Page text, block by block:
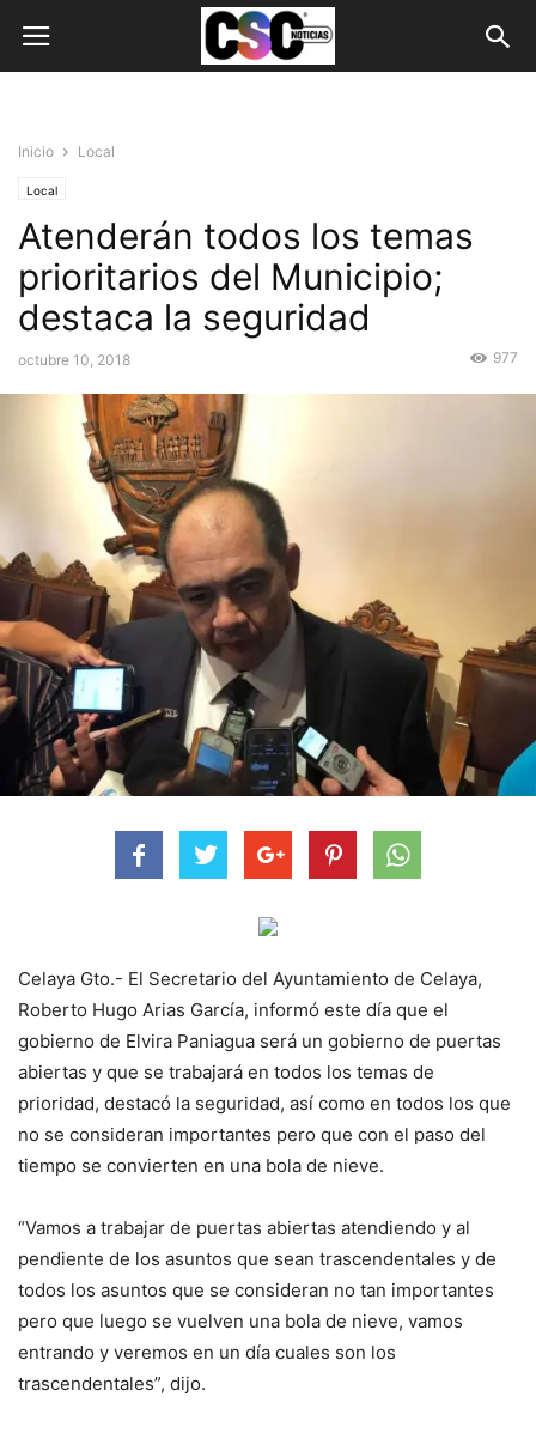
Inicio Local
Local
Atenderán todos los temas
prioritarios del Municipio;
destaca la seguridad
octubre 10, 2018 977
Celaya Gto.- El Secretario del Ayuntamiento de Celaya,
Roberto Hugo Arias García, informó este día que el
gobierno de Elvira Paniagua será un gobierno de puertas
abiertas y que se trabajará en todos los temas de
prioridad, destacó la seguridad, así como en todos los que
no se consideran importantes pero que con el paso del
tiempo se convierten en una bola de nieve.
“Vamos a trabajar de puertas abiertas atendiendo y al
pendiente de los asuntos que sean trascendentales y de
todos los asuntos que se consideran no tan importantes
pero que luego se vuelven una bola de nieve, vamos
entrando y veremos en un día cuales son los
trascendentales”, dijo.